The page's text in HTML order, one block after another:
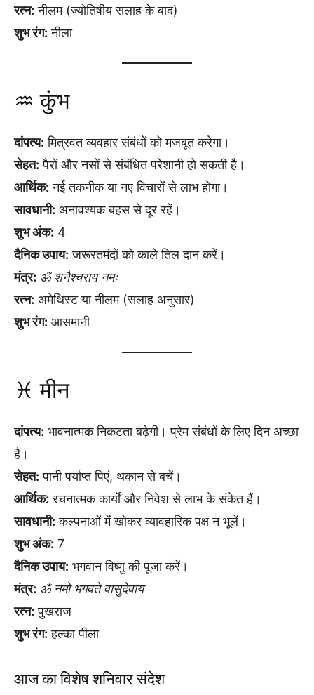
रत्न: नीलम (ज्योतिषीय सलाह के बाद)
शुभ रंग: नीला
♒ कुंभ
दांपत्य: मित्रवत व्यवहार संबंधों को मजबूत करेगा।
सेहत: पैरों और नसों से संबंधित परेशानी हो सकती है।
आर्थिक: नई तकनीक या नए विचारों से लाभ होगा।
सावधानी: अनावश्यक बहस से दूर रहें।
शुभ अंक: 4
दैनिक उपाय: जरूरतमंदों को काले तिल दान करें।
मंत्र: ॐ शनैश्चराय नमः
रत्न: अमेथिस्ट या नीलम (सलाह अनुसार)
शुभ रंग: आसमानी
♓ मीन
दांपत्य: भावनात्मक निकटता बढ़ेगी। प्रेम संबंधों के लिए दिन अच्छा
है।
सेहत: पानी पर्याप्त पिएं, थकान से बचें।
आर्थिक: रचनात्मक कार्यों और निवेश से लाभ के संकेत हैं।
सावधानी: कल्पनाओं में खोकर व्यावहारिक पक्ष न भूलें।
शुभ अंक: 7
दैनिक उपाय: भगवान विष्णु की पूजा करें।
मंत्र: ॐ नमो भगवते वासुदेवाय
रत्न: पुखराज
शुभ रंग: हल्का पीला
आज का विशेष शनिवार संदेश